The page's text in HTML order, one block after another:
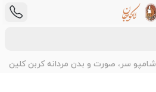
شامپو سر، صورت و بدن مردانه کربن کلین Carbon Clean مای